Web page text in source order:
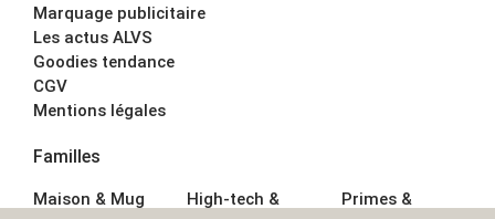
Marquage publicitaire
Les actus ALVS
Goodies tendance
CGV
Mentions légales
Familles
Maison & Mug
High-tech &
Primes &